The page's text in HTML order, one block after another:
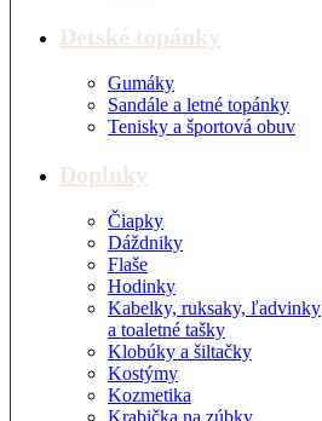
Detské topánky
Gumáky
Sandále a letné topánky
Tenisky a športová obuv
Doplnky
Čiapky
Dáždniky
Flaše
Hodinky
Kabelky, ruksaky, ľadvinky
a toaletné tašky
Klobúky a šiltačky
Kostýmy
Kozmetika
Krabička na zúbky